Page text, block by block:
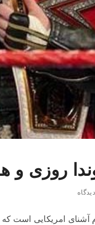
روزی
دیدگاه
آشنای امریکایی است